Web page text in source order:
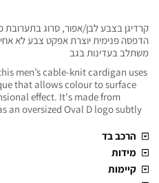
קרדיגן בצבע לבן/אפור, סרוג
משתלב בעדינות בגב
men’s cable-knit cardigan uses
that allows colour to surface
effect. It's made from
an oversized Oval D logo subtly
הרכב בד
מידות
קיימות